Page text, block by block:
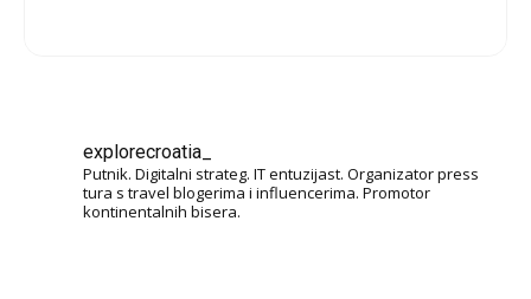
explorecroatia_
Putnik. Digitalni strateg. IT entuzijast. Organizator press
tura s travel blogerima i influencerima. Promotor
kontinentalnih bisera.